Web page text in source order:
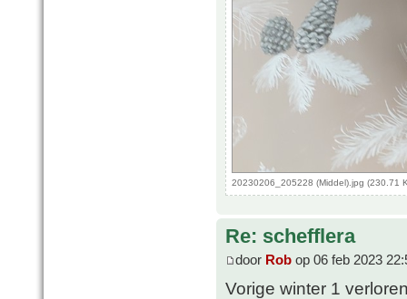
20230206_205228 (Middel).jpg (230.71
Re: schefflera
door Rob op 06 feb 2023
Vorige winter 1